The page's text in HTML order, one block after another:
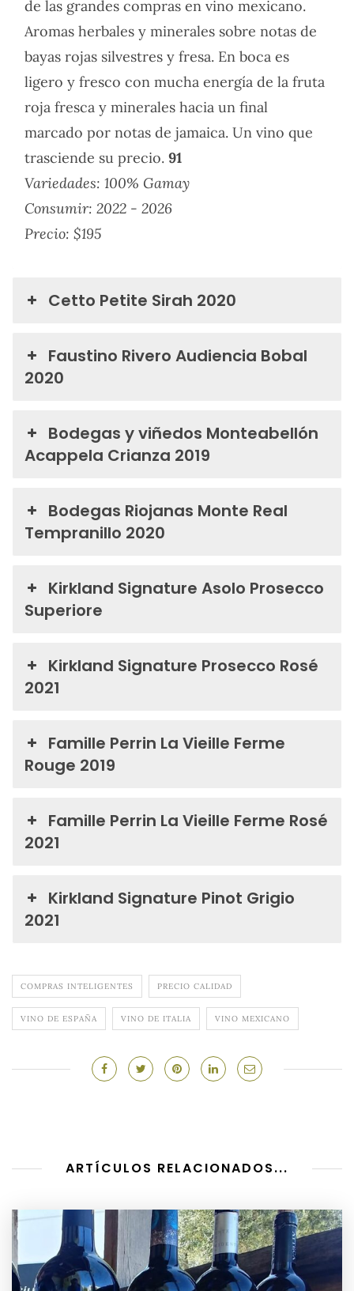
de las grandes compras en vino mexicano.
Aromas herbales y minerales sobre notas de
bayas rojas silvestres y fresa. En boca es
ligero y fresco con mucha energía de la fruta
roja fresca y minerales hacia un final
marcado por notas de jamaica. Un vino que
trasciende su precio. 91
Variedades: 100% Gamay
Consumir: 2022 - 2026
Precio: $195
Cetto Petite Sirah 2020
Faustino Rivero Audiencia Bobal
2020
Bodegas y viñedos Monteabellón
Acappela Crianza 2019
Bodegas Riojanas Monte Real
Tempranillo 2020
Kirkland Signature Asolo Prosecco
Superiore
Kirkland Signature Prosecco Rosé
2021
Famille Perrin La Vieille Ferme
Rouge 2019
Famille Perrin La Vieille Ferme Rosé
2021
Kirkland Signature Pinot Grigio
2021
COMPRAS INTELIGENTES PRECIO CALIDAD
VINO DE ESPAÑA VINO DE ITALIA VINO MEXICANO
ARTÍCULOS RELACIONADOS...